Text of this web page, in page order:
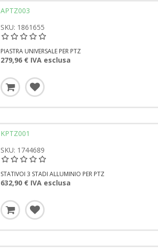
APTZ003
SKU: 1861655
PIASTRA UNIVERSALE PER PTZ
279,96 € IVA esclusa
KPTZ001
SKU: 1744689
STATIVOI 3 STADI ALLUMINIO PER PTZ
632,90 € IVA esclusa